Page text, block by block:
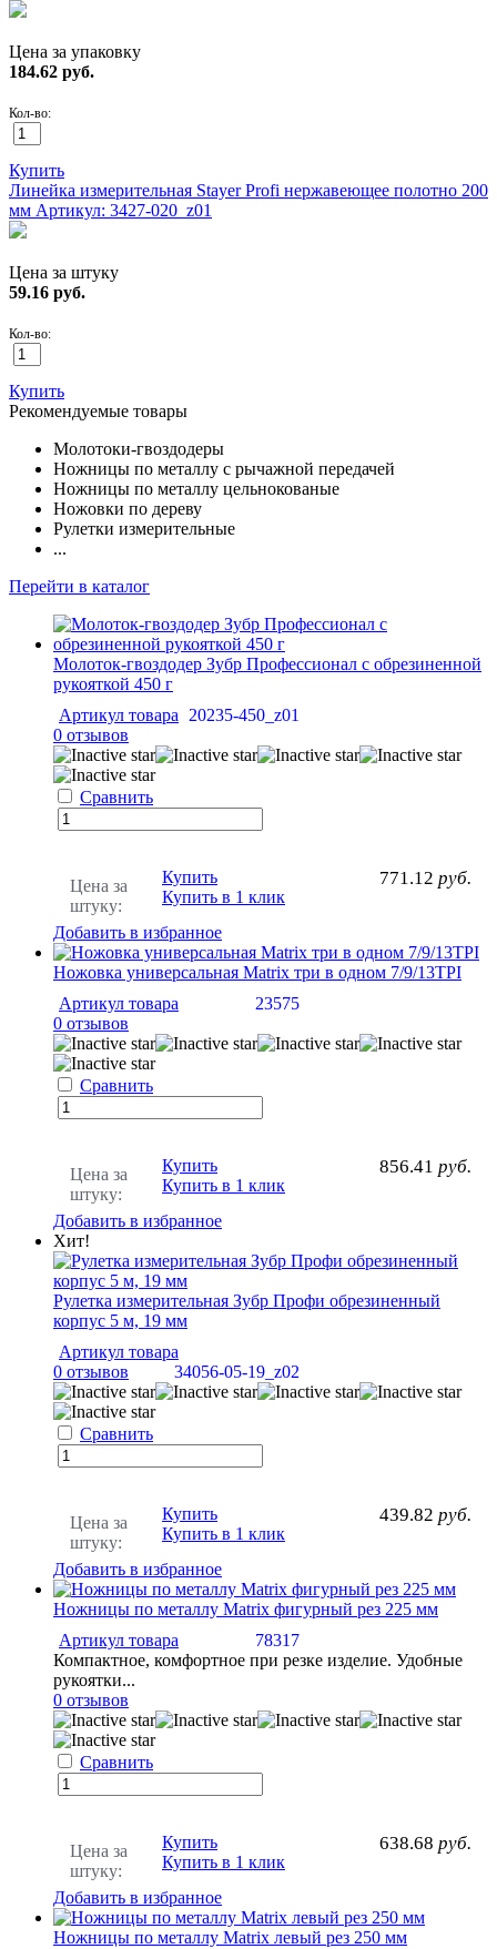
Цена за упаковку
184.62 руб.
Кол-во:
Купить
Линейка измерительная Stayer Profi нержавеющее полотно 200
мм Артикул: 3427-020_z01
Цена за штуку
59.16 руб.
Кол-во:
Купить
Рекомендуемые товары
Молотоки-гвоздодеры
Ножницы по металлу с рычажной передачей
Ножницы по металлу цельнокованые
Ножовки по дереву
Рулетки измерительные
...
Перейти в каталог
Молоток-гвоздодер Зубр Профессионал с обрезиненной
рукояткой 450 г
Артикул товара
20235-450_z01
0 отзывов
Сравнить
Цена за
штуку:
771.12 руб.
Купить
Купить в 1 клик
Добавить в избранное
Ножовка универсальная Matrix три в одном 7/9/13TPI
Артикул товара
23575
0 отзывов
Сравнить
Цена за
штуку:
856.41 руб.
Купить
Купить в 1 клик
Добавить в избранное
Хит!
Рулетка измерительная Зубр Профи обрезиненный
корпус 5 м, 19 мм
Артикул товара
34056-05-19_z02
0 отзывов
Сравнить
Цена за
штуку:
439.82 руб.
Купить
Купить в 1 клик
Добавить в избранное
Ножницы по металлу Matrix фигурный рез 225 мм
Артикул товара
78317
Компактное, комфортное при резке изделие. Удобные
рукоятки...
0 отзывов
Сравнить
Цена за
штуку:
638.68 руб.
Купить
Купить в 1 клик
Добавить в избранное
Ножницы по металлу Matrix левый рез 250 мм